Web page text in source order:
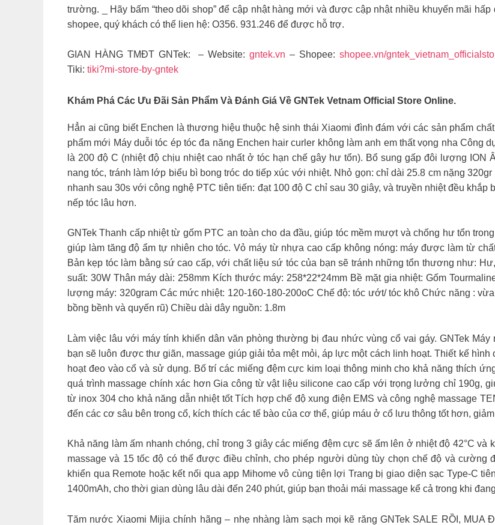
trường. _ Hãy bấm “theo dõi shop” để cập nhật hàng mới và được cập nhật nhiều khuyến mãi
shopee, quý khách có thể lien hệ: O356. 931.246 để được hỗ trợ.
GIAN HÀNG TMĐT GNTek: – Website: gntek.vn – Shopee: shopee.vn/
Tiki: tiki?mi-store-by-gntek
Khám Phá Các Ưu Đãi Sản Phẩm Và Đánh Giá Về GNTek Vetnam Official Store Online.
Hẳn ai cũng biết Enchen là thương hiệu thuộc hệ sinh thái Xiaomi đình đám với các sản phẩm
phẩm mới Máy duỗi tóc ép tóc đa năng Enchen hair curler không làm anh em thất vọng nha Công
là 200 độ C (nhiệt độ chịu nhiệt cao nhất ở tóc hạn chế gây hư tổn). Bổ sung gấp đôi lượng
nang tóc, tránh làm lớp biểu bì bong tróc do tiếp xúc với nhiệt. Nhỏ gọn: chỉ dài 25.8 cm nặng
nhanh sau 30s với công nghệ PTC tiên tiến: đạt 100 độ C chỉ sau 30 giây, và truyền nhiệt đều
nếp tóc lâu hơn.
GNTek Thanh cấp nhiệt từ gốm PTC an toàn cho da đầu, giúp tóc mềm mượt và chống hư tổn
giúp làm tăng độ ẩm tự nhiên cho tóc. Vỏ máy từ nhựa cao cấp không nóng: máy được làm từ
Bản kẹp tóc làm bằng sứ cao cấp, với chất liệu sứ tóc của bạn sẽ tránh những tổn thương như:
suất: 30W Thân máy dài: 258mm Kích thước máy: 258*22*24mm Bề mặt gia nhiệt: Gốm
lượng máy: 320gram Các mức nhiệt: 120-160-180-200oC Chế độ: tóc ướt/ tóc khô Chức năng :
bồng bềnh và quyến rũ) Chiều dài dây nguồn: 1.8m
Làm việc lâu với máy tính khiến dân văn phòng thường bị đau nhức vùng cổ vai gáy. GNTek
bạn sẽ luôn được thư giãn, massage giúp giải tỏa mệt mỏi, áp lực một cách linh hoạt. Thiết kế
hoạt đeo vào cổ và sử dụng. Bố trí các miếng đệm cực kim loại thông minh cho khả năng thích
quá trình massage chính xác hơn Gia công từ vật liệu silicone cao cấp với trọng lưởng chỉ 190g,
từ inox 304 cho khả năng dẫn nhiệt tốt Tích hợp chế độ xung điện EMS và công nghệ massage
đến các cơ sâu bên trong cổ, kích thích các tế bào của cơ thể, giúp máu ở cổ lưu thông tốt hơn,
Khả năng làm ấm nhanh chóng, chỉ trong 3 giây các miếng đệm cực sẽ ấm lên ở nhiệt độ 42°C
massage và 15 tốc độ có thể được điều chỉnh, cho phép người dùng tùy chọn chế độ và cường
khiển qua Remote hoặc kết nối qua app Mihome vô cùng tiện lợi Trang bị giao diện sạc Type-C
1400mAh, cho thời gian dùng lâu dài đến 240 phút, giúp bạn thoải mái massage kể cả trong khi
Tăm nước Xiaomi Mijia chính hãng – nhẹ nhàng làm sạch mọi kẽ răng GNTek SALE RỒI,